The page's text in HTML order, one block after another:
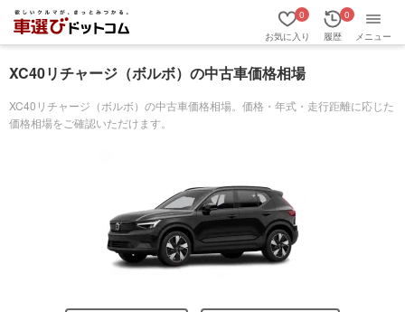
お気に入り
0
履歴
0
メニュー
XC40リチャージ（ボルボ）の中古車価格相場
XC40リチャージ（ボルボ）の中古車価格相場。価格・年式・走行距離に応じた
価格相場をご確認いただけます。